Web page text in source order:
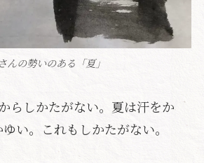
んの勢いのある「夏」
らしかたがない。夏は汗をか
い。これもしかたがない。